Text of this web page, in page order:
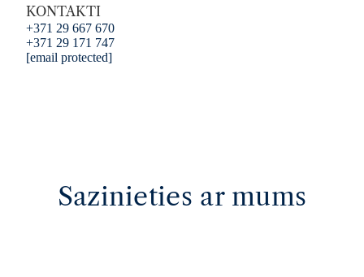
KONTAKTI
+371 29 667 670
+371 29 171 747
[email protected]
Sazinieties ar mums